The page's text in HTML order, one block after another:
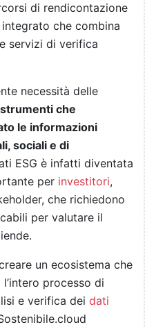
di rendicontazione
che combina
servizi di verifica
necessità delle
strumenti che
le informazioni
sociali e di
ESG è infatti diventata
per investitori,
che richiedono
per valutare il
un ecosistema che
processo di
e verifica dei dati